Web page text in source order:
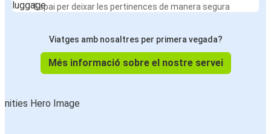
Espai per deixar les pertinences de manera segura
Viatges amb nosaltres per primera vegada?
Més informació sobre el nostre servei